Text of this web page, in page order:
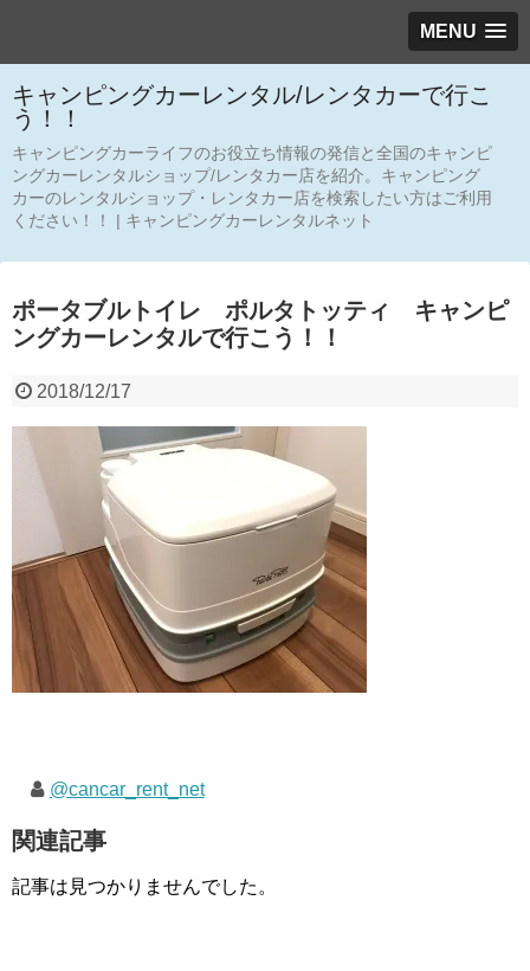
MENU
キャンピングカーレンタル/レンタカーで行こ
う！！
キャンピングカーライフのお役立ち情報の発信と全国のキャンピ
ングカーレンタルショップ/レンタカー店を紹介。キャンピング
カーのレンタルショップ・レンタカー店を検索したい方はご利用
ください！！ | キャンピングカーレンタルネット
ポータブルトイレ ポルタトッティ キャンピ
ングカーレンタルで行こう！！
2018/12/17
@cancar_rent_net
関連記事
記事は見つかりませんでした。